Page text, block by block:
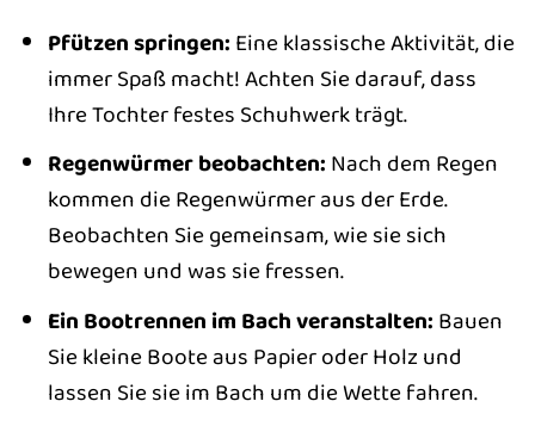
Pfützen springen: Eine klassische Aktivität, die
immer Spaß macht! Achten Sie darauf, dass
Ihre Tochter festes Schuhwerk trägt.
Regenwürmer beobachten: Nach dem Regen
kommen die Regenwürmer aus der Erde.
Beobachten Sie gemeinsam, wie sie sich
bewegen und was sie fressen.
Ein Bootrennen im Bach veranstalten: Bauen
Sie kleine Boote aus Papier oder Holz und
lassen Sie sie im Bach um die Wette fahren.